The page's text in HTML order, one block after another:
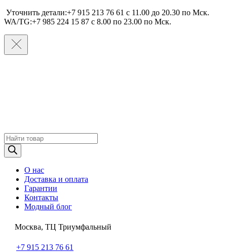
Уточнить детали:+7 915 213 76 61 c 11.00 до 20.30 по Мcк.
WA/TG:+7 985 224 15 87 c 8.00 по 23.00 по Мcк.
Поиск
товаров
О нас
Доставка и оплата
Гарантии
Контакты
Модный блог
Москва, ТЦ Триумфальный
+7 915 213 76 61